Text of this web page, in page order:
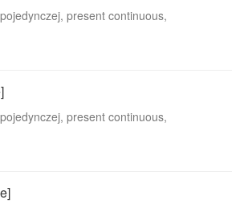
present continuous,
present continuous,